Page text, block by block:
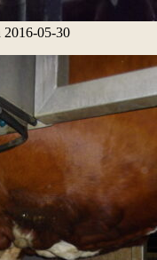
2016-05-30